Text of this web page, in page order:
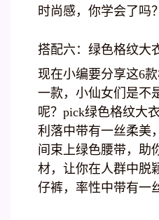
时尚感，你学会了吗？
搭配六：绿色格纹大
现在小编要分享这6
一款，小仙女们是不
呢？pick绿色格纹大
利落中带有一丝柔美
间束上绿色腰带，助
材，让你在人群中脱
仔裤，率性中带有一